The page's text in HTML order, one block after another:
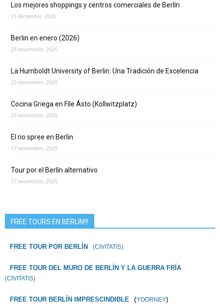
Los mejores shoppings y centros comerciales de Berlín
15 diciembre, 2025
Berlin en enero (2026)
25 noviembre, 2025
La Humboldt University of Berlin: Una Tradición de Excelencia
25 noviembre, 2025
Cocina Griega en Fíle Ásto (Kollwitzplatz)
25 noviembre, 2025
El rio spree en Berlin
17 noviembre, 2025
Tour por el Berlín alternativo
17 noviembre, 2025
FREE TOURS EN BERLIN!!!
FREE TOUR POR BERLÍN (CIVITATIS)
FREE TOUR DEL MURO DE BERLÍN Y LA GUERRA FRÍA
(CIVITATIS)
FREE TOUR BERLÍN IMPRESCINDIBLE (YOORNEY)